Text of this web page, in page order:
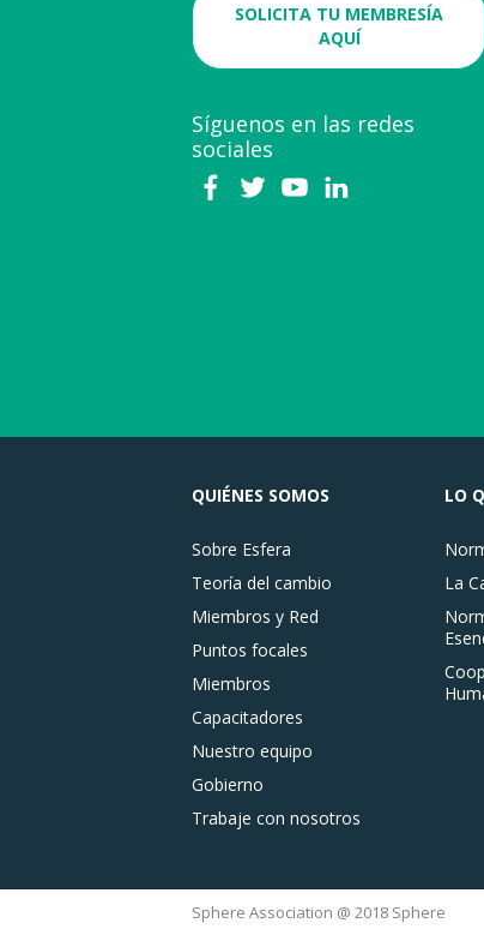
SOLICITA TU MEMBRESÍA
AQUÍ
Síguenos en las redes
sociales
QUIÉNES SOMOS
Sobre Esfera
Teoría del cambio
Miembros y Red
Puntos focales
Miembros
Capacitadores
Nuestro equipo
Gobierno
Trabaje con nosotros
LO
La
Sphere Association @ 2018 Sphere